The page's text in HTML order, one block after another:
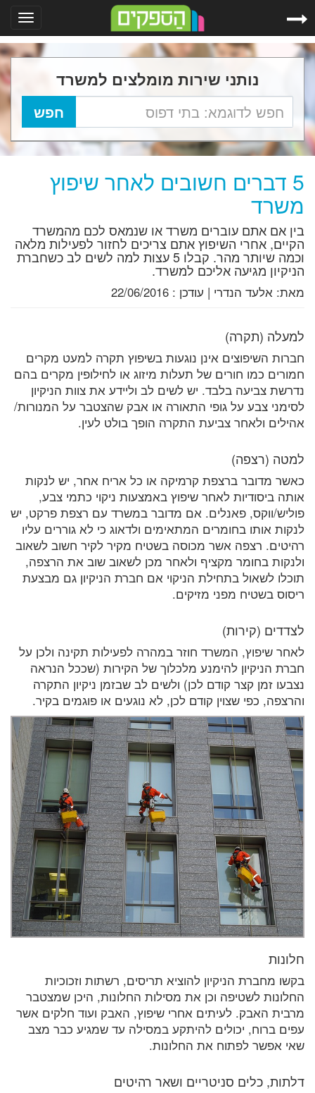
נותני שירות מומלצים למשרד
5 דברים חשובים לאחר שיפוץ
משרד
בין אם אתם עוברים משרד או שנמאס לכם מהמשרד
הקיים, אחרי השיפוץ אתם צריכים לחזור לפעילות מלאה
וכמה שיותר מהר. קבלו 5 עצות למה לשים לב כשחברת
הניקיון מגיעה אליכם למשרד.
מאת: אלעד הנדרי | עודכן : 22/06/2016
למעלה (תקרה)
חברות השיפוצים אינן נוגעות בשיפוץ תקרה למעט מקרים
חמורים כמו חורים של תעלות מיזוג או לחילופין מקרים בהם
נדרשת צביעה בלבד. יש לשים לב וליידע את צוות הניקיון
לסימני צבע על גופי התאורה או אבק שהצטבר על המנורות/
אהילים ולאחר צביעת התקרה הופך בולט לעין.
למטה (רצפה)
כאשר מדובר ברצפת קרמיקה או כל אריח אחר, יש לנקות
אותה ביסודיות לאחר שיפוץ באמצעות ניקוי כתמי צבע,
פוליש/ווקס, פאנלים. אם מדובר במשרד עם רצפת פרקט, יש
לנקות אותו בחומרים המתאימים ולדאוג כי לא גוררים עליו
רהיטים. רצפה אשר מכוסה בשטיח מקיר לקיר חשוב לשאוב
ולנקות בחומר מקציף ולאחר מכן לשאוב שוב את הרצפה,
תוכלו לשאול בתחילת הניקוי אם חברת הניקיון גם מבצעת
ריסוס בשטיח מפני מזיקים.
לצדדים (קירות)
לאחר שיפוץ, המשרד חוזר במהרה לפעילות תקינה ולכן על
חברת הניקיון להימנע מלכלוך של הקירות (שככל הנראה
נצבעו זמן קצר קודם לכן) ולשים לב שבזמן ניקיון התקרה
והרצפה, כפי שצוין קודם לכן, לא נוגעים או פוגמים בקיר.
חלונות
בקשו מחברת הניקיון להוציא תריסים, רשתות וזכוכיות
החלונות לשטיפה וכן את מסילות החלונות, היכן שמצטבר
מרבית האבק. לעיתים אחרי שיפוץ, האבק ועוד חלקים אשר
עפים ברוח, יכולים להיתקע במסילה עד שמגיע כבר מצב
שאי אפשר לפתוח את החלונות.
דלתות, כלים סניטריים ושאר רהיטים